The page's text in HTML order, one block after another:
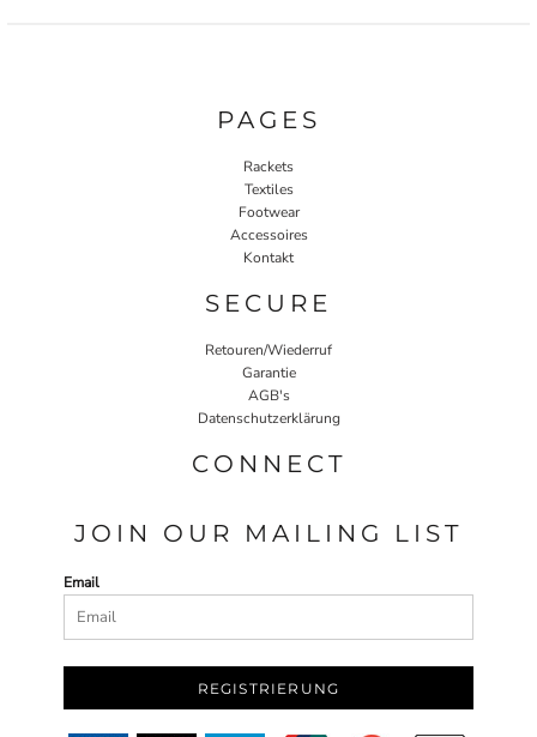
PAGES
Rackets
Textiles
Footwear
Accessoires
Kontakt
SECURE
Retouren/Wiederruf
Garantie
AGB's
Datenschutzerklärung
CONNECT
JOIN OUR MAILING LIST
Email
REGISTRIERUNG